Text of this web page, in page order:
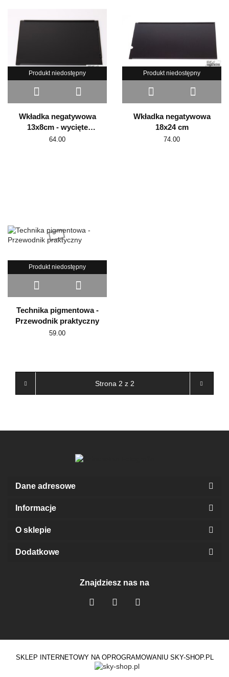
Produkt niedostępny
Wkładka negatywowa
13x8cm - wycięte
narożniki Mentor
64.00
Produkt niedostępny
Wkładka negatywowa
18x24 cm
74.00
Produkt niedostępny
Technika pigmentowa -
Przewodnik praktyczny
59.00
Dane adresowe
Informacje
O sklepie
Dodatkowe
Znajdziesz nas na
SKLEP INTERNETOWY NA OPROGRAMOWANIU SKY-SHOP.PL